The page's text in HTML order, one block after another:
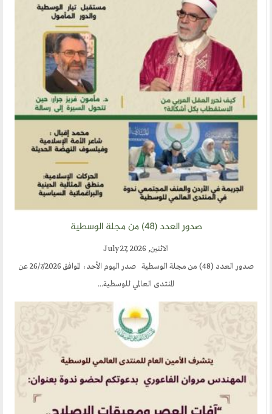
صدور العدد (٤٨) من مجلة الوسطية
الاثنين, July 27, 2026
صدور العدد (48) من مجلة الوسطية صدر اليوم الأحد، الموافق 26/7/2026 عن
المنتدى العالمي للوسطية...